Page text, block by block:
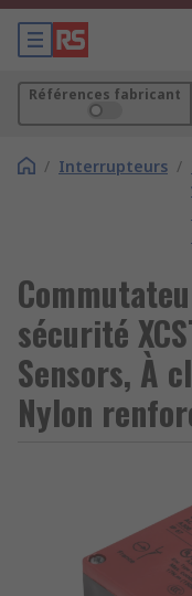
Références fabricant
/ Interrupteurs /
sécurité
Sensors, À
Nylon